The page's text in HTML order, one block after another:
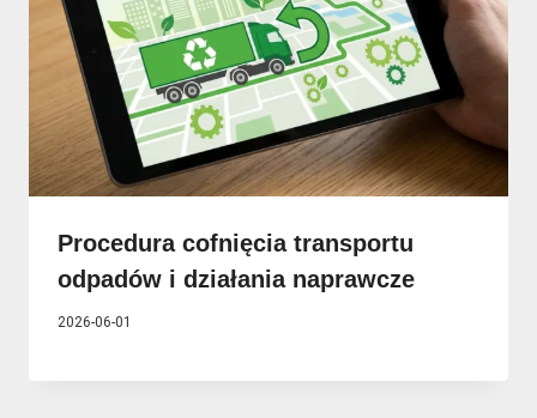
Procedura cofnięcia transportu
odpadów i działania naprawcze
2026-06-01